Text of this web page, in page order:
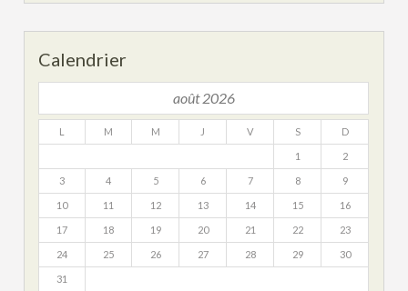
Calendrier
août 2026
L M M J V S D
1 2
3 4 5 6 7 8 9
10 11 12 13 14 15 16
17 18 19 20 21 22 23
24 25 26 27 28 29 30
31